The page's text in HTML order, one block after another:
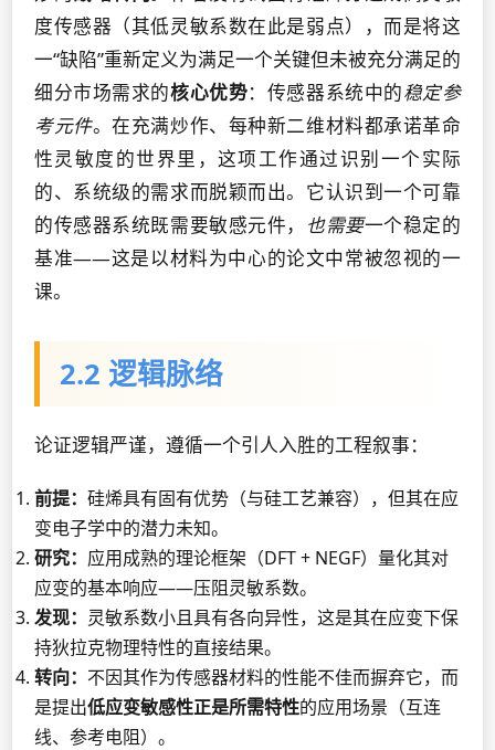
度传感器（其低灵敏系数在此是弱点），而是将这
一“缺陷”重新定义为满足一个关键但未被充分满足的
细分市场需求的核心优势：传感器系统中的稳定参
考元件。在充满炒作、每种新二维材料都承诺革命
性灵敏度的世界里，这项工作通过识别一个实际
的、系统级的需求而脱颖而出。它认识到一个可靠
的传感器系统既需要敏感元件， 也需要一个稳定的
基准——这是以材料为中心的论文中常被忽视的一
课。
2.2 逻辑脉络
论证逻辑严谨，遵循一个引人入胜的工程叙事：
前提： 硅烯具有固有优势（与硅工艺兼容），但其在应
变电子学中的潜力未知。
研究： 应用成熟的理论框架（DFT + NEGF）量化其对
应变的基本响应——压阻灵敏系数。
发现： 灵敏系数小且具有各向异性，这是其在应变下保
持狄拉克物理特性的直接结果。
转向： 不因其作为传感器材料的性能不佳而摒弃它，而
是提出低应变敏感性正是所需特性的应用场景（互连
线、参考电阻）。